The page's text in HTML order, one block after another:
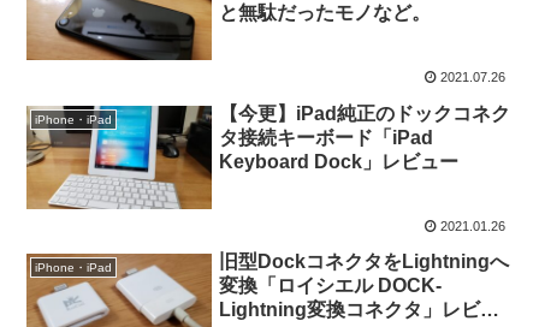
と無駄だったモノなど。
2021.07.26
iPhone・iPad
【今更】iPad純正のドックコネク
タ接続キーボード「iPad
Keyboard Dock」レビュー
2021.01.26
iPhone・iPad
旧型DockコネクタをLightningへ
変換「ロイシエル DOCK-
Lightning変換コネクタ」レビュ